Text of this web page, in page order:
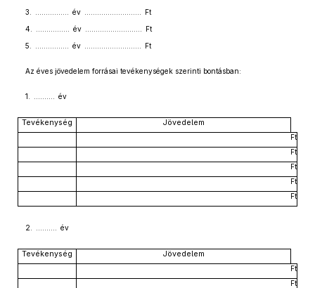
3. ................ év ........................... Ft
4. ................ év ........................... Ft
5. ................ év ........................... Ft
Az éves jövedelem forrásai tevékenységek szerinti bontásban:
1. .......... év
Tevékenység Jövedelem
Ft
Ft
Ft
Ft
Ft
2. .......... év
Tevékenység Jövedelem
Ft
Ft